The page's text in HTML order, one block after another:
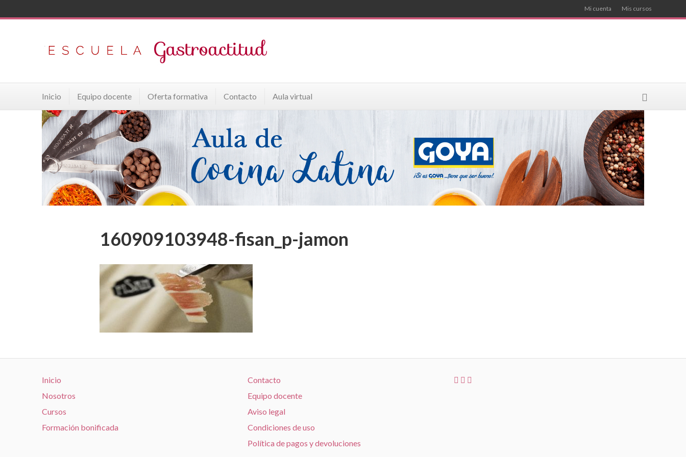
Mi cuenta Mis cursos
Inicio Equipo docente Oferta formativa Contacto Aula virtual
160909103948-fisan_p-jamon
Inicio
Nosotros
Cursos
Formación bonificada
Contacto
Equipo docente
Aviso legal
Condiciones de uso
Política de pagos y devoluciones